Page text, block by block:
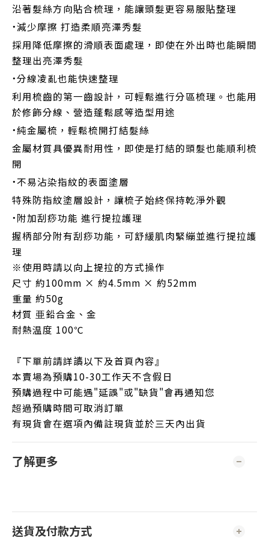
沿著髮絲方向貼合梳理，能讓頭髮更容易服貼整理
·減少摩擦 打造柔順亮澤秀髮
採用降低摩擦的滑順表面處理，即使在外出時也能瞬間
整理出亮澤秀髮
·分線凌亂也能快速整理
利用梳齒的第一齒設計，可輕鬆進行分區梳理。也能用
於修飾分線、營造蓬鬆感等造型用途
·純金屬梳，輕鬆梳開打結髮絲
金屬材質具優異耐用性，即使是打結的頭髮也能順利梳
開
·不易沾染指紋的表面塗層
特殊防指紋塗層設計，讓梳子始終保持乾淨外觀
·附加刮痧功能 進行提拉護理
握柄部分附有刮痧功能，可舒緩肌肉緊繃並進行提拉護
理
※使用時請以向上提拉的方式操作
尺寸 約100mm × 約4.5mm × 約52mm
重量 約50g
材質 亜鉛合金、金
耐熱温度 100℃
『下單前請詳讀以下及首頁內容』
本賣場為預購10-30工作天不含假日
預購過程中可能遇"延誤"或"缺貨"會再通知您
超過預購時間可取消訂單
有現貨會在選項內備註現貨並於三天內出貨
了解更多
送貨及付款方式